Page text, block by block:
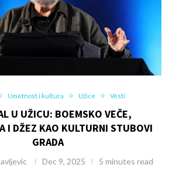
Umetnost i kultura Užice Vesti
U UŽICU: BOEMSKO VEČE,
I DŽEZ KAO KULTURNI STUBOVI
GRADA
Dec 9, 2025 5 minutes read